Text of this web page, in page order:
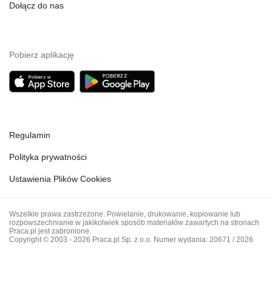
Dołącz do nas
Pobierz aplikację
Regulamin
Polityka prywatności
Ustawienia Plików Cookies
Wszelkie prawa zastrzeżone. Powielanie, drukowanie, kopiowanie lub
rozpowszechnianie w jakikolwiek sposób materiałów zawartych na stronach
Praca.pl jest zabronione.
Copyright © 2003 - 2026 Praca.pl Sp. z o.o. Numer wydania: 20671 / 2026